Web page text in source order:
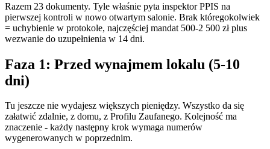
Razem 23 dokumenty. Tyle właśnie pyta inspektor PPIS na
pierwszej kontroli w nowo otwartym salonie. Brak któregokolwiek
= uchybienie w protokole, najczęściej mandat 500-2 500 zł plus
wezwanie do uzupełnienia w 14 dni.
Faza 1: Przed wynajmem lokalu (5-10
dni)
Tu jeszcze nie wydajesz większych pieniędzy. Wszystko da się
załatwić zdalnie, z domu, z Profilu Zaufanego. Kolejność ma
znaczenie - każdy następny krok wymaga numerów
wygenerowanych w poprzednim.